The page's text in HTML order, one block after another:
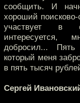
сообщить. И
хороший
участвует в
интересуется,
добросил...
который меня
в пять тысяч
Сергей